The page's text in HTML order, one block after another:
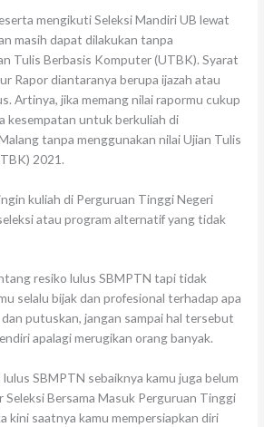
mengikuti Seleksi Mandiri UB lewat
masih dapat dilakukan tanpa
Tulis Berbasis Komputer (UTBK). Syarat
Rapor diantaranya berupa ijazah atau
Artinya, jika memang nilai rapormu cukup
kesempatan untuk berkuliah di
tanpa menggunakan nilai Ujian Tulis
2021.
kuliah di Perguruan Tinggi Negeri
atau program alternatif yang tidak
resiko lulus SBMPTN tapi tidak
selalu bijak dan profesional terhadap apa
putuskan, jangan sampai hal tersebut
apalagi merugikan orang banyak.
SBMPTN sebaiknya kamu juga belum
Bersama Masuk Perguruan Tinggi
kini saatnya kamu mempersiapkan diri